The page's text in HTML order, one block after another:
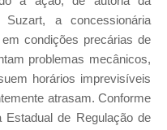
a concessionária
condições precárias de
problemas mecânicos,
horários imprevisíveis
atrasam. Conforme
de Regulação de